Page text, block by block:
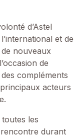
d’Astel
et de
nouveaux
de
compléments
acteurs
les
durant